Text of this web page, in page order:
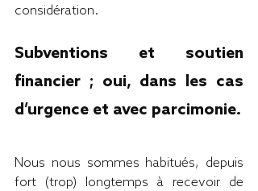
considération.
Subventions et soutien
financier ; oui, dans les cas
d’urgence et avec parcimonie.
Nous nous sommes habitués, depuis
fort (trop) longtemps à recevoir de